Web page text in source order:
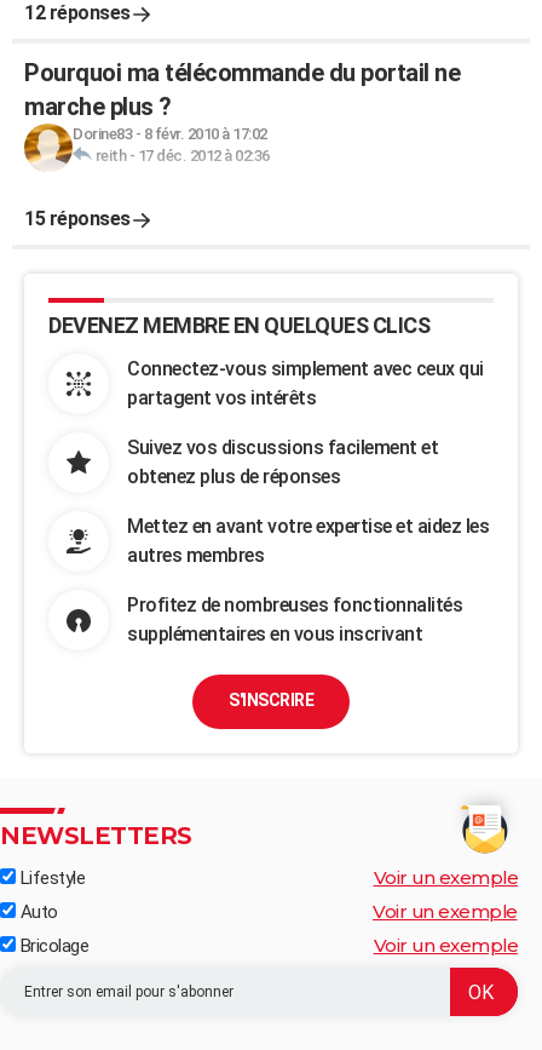
12 réponses
Pourquoi ma télécommande du portail ne
marche plus ?
Dorine83- 8 févr. 2010 à 17:02
reith- 17 déc. 2012 à 02:36
15 réponses
DEVENEZ MEMBRE EN QUELQUES CLICS
Connectez-vous simplement avec ceux qui
partagent vos intérêts
Suivez vos discussions facilement et
obtenez plus de réponses
Mettez en avant votre expertise et aidez les
autres membres
Profitez de nombreuses fonctionnalités
supplémentaires en vous inscrivant
S'INSCRIRE
NEWSLETTERS
Lifestyle Voir un exemple
Auto Voir un exemple
Bricolage Voir un exemple